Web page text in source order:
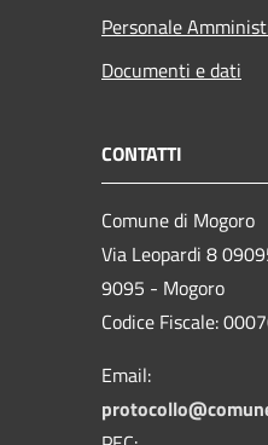
Personale
Documenti e dati
CONTATTI
Comune di Mogoro
Via Leopardi 8
9095 - Mogoro
Codice Fiscale:
Email: